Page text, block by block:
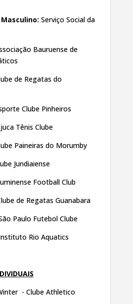
Serviço Social da
Bauruense de
de Regatas do
Clube Pinheiros
Tênis Clube
Paineiras do Morumby
Jundiaiense
Football Club
de Regatas Guanabara
Paulo Futebol Clube
Rio Aquatics
- Clube Athletico